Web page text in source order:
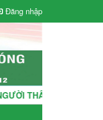
Đăng nhập
TRONG GIA ĐÌNH!